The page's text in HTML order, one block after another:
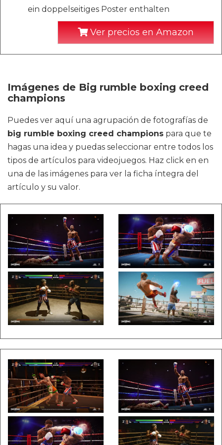
ein doppelseitiges Poster enthalten
Ver precios en Amazon
Imágenes de Big rumble boxing creed
champions
Puedes ver aquí una agrupación de fotografías de
big rumble boxing creed champions para que te
hagas una idea y puedas seleccionar entre todos los
tipos de artículos para videojuegos. Haz click en en
una de las imágenes para ver la ficha íntegra del
artículo y su valor.